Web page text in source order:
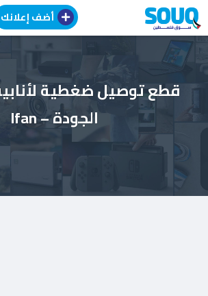
انتقل
إلى
المحتوى
أضف إعلانك
الجودة – Ifan